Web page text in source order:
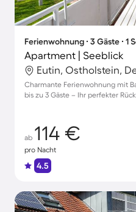
Ferienwohnung ∙ 3 Gäste ∙ 1
Apartment | Seeblick
Eutin, Ostholstein,
Charmante Ferienwohnung mit
bis zu 3 Gäste – Ihr perfekter
ab 114 €
pro Nacht
4.5